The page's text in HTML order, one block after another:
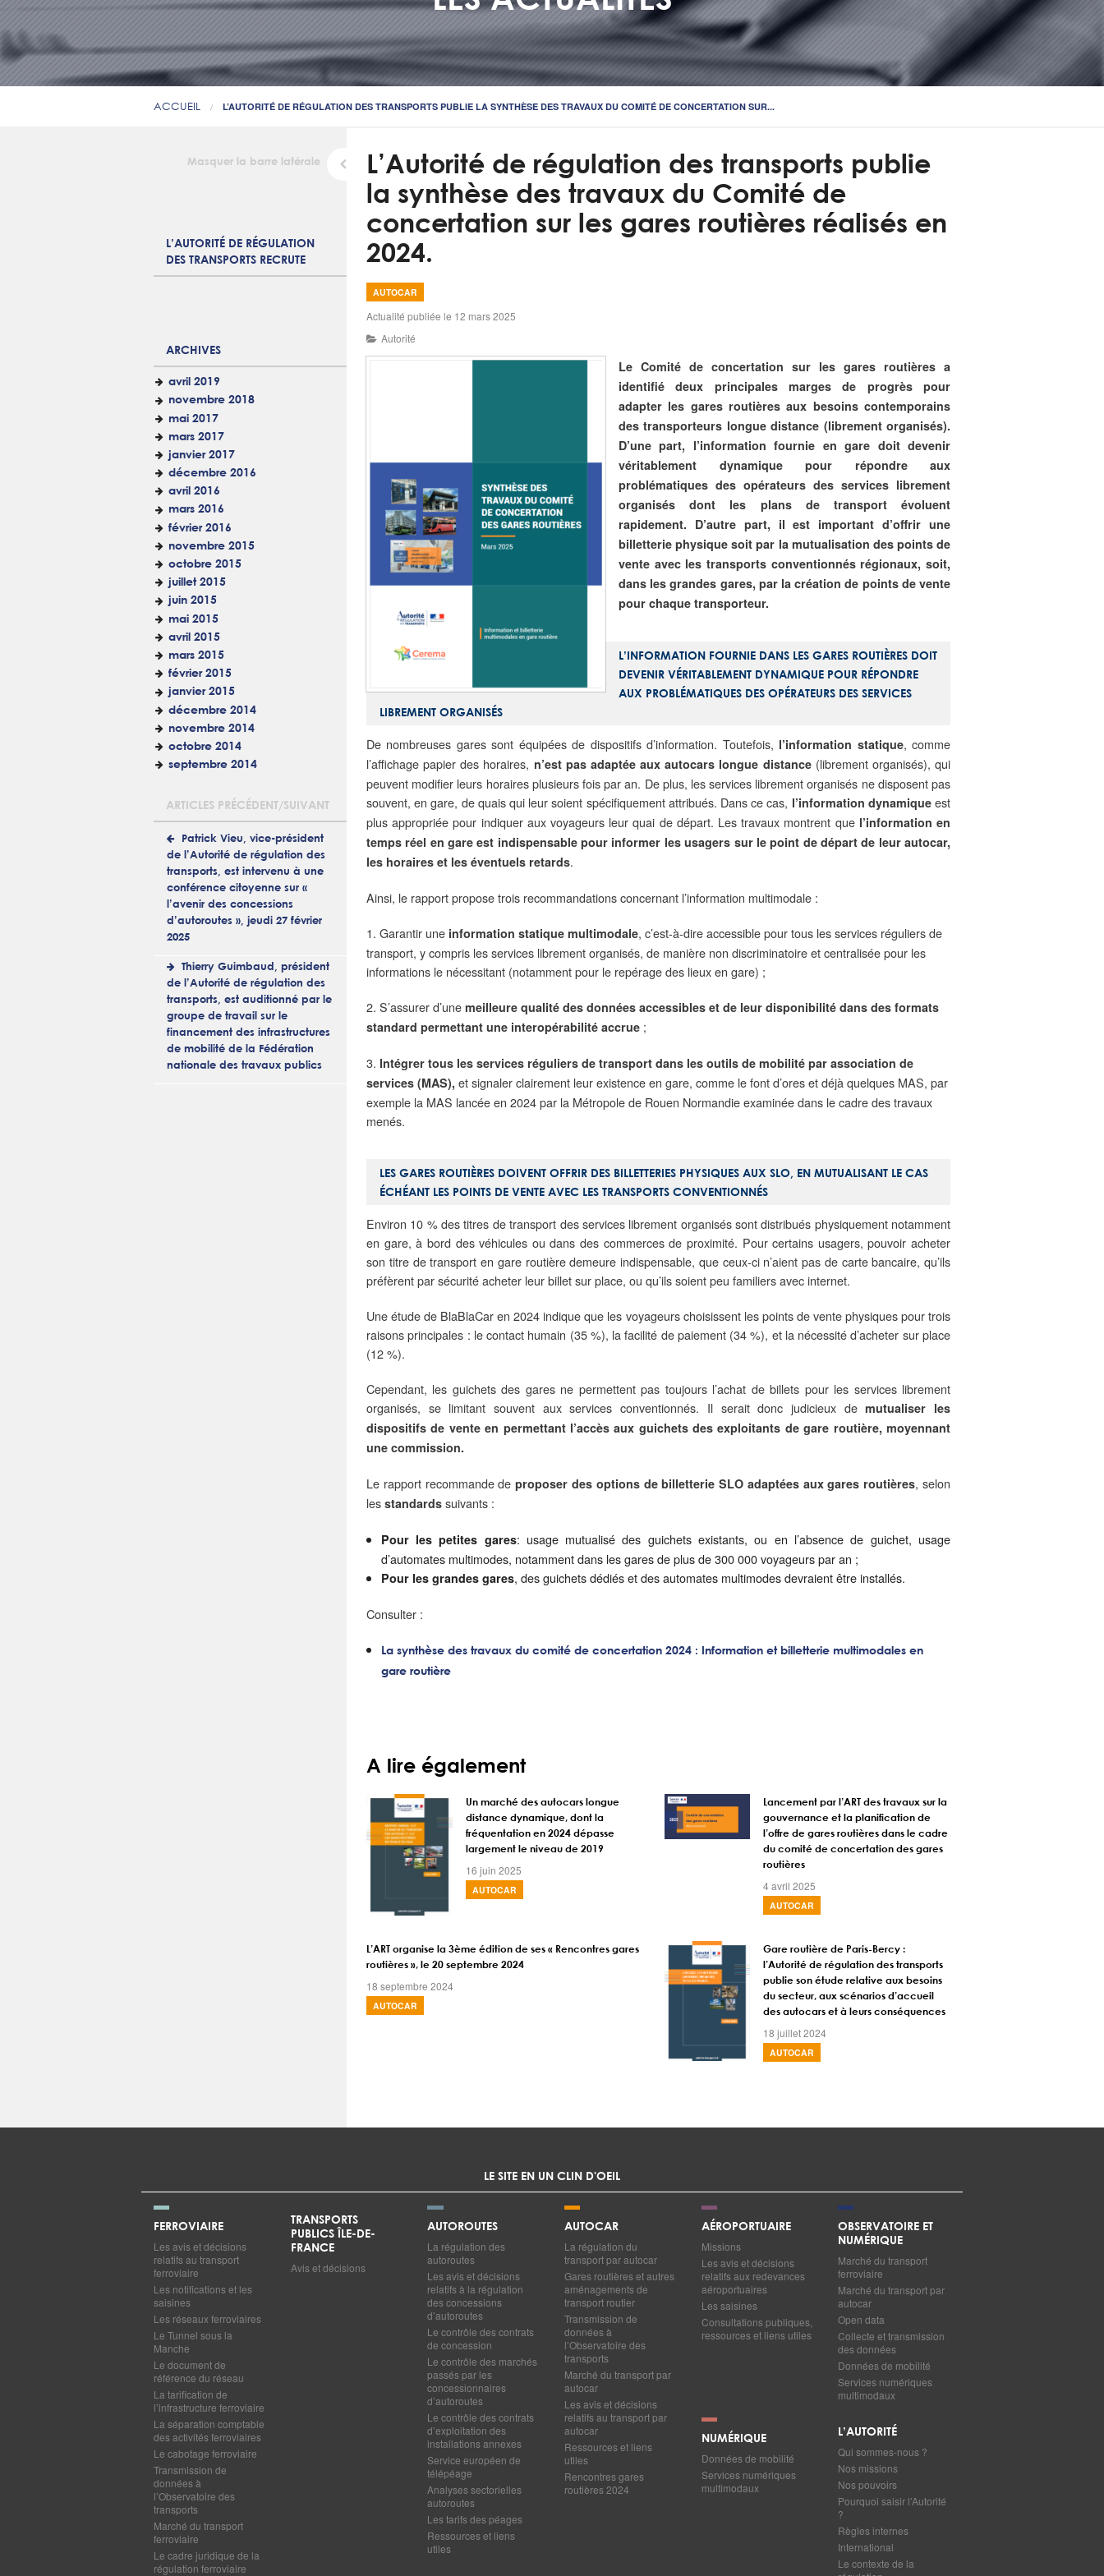
ACCUEIL L’AUTORITÉ DE RÉGULATION DES TRANSPORTS PUBLIE LA SYNTHÈSE DES TRAVAUX DU COMITÉ DE CONCERTATION SUR...
Masquer la barre latérale
L’AUTORITÉ DE RÉGULATION
DES TRANSPORTS RECRUTE
ARCHIVES
avril 2019
novembre 2018
mai 2017
mars 2017
janvier 2017
décembre 2016
avril 2016
mars 2016
février 2016
novembre 2015
octobre 2015
juillet 2015
juin 2015
mai 2015
avril 2015
mars 2015
février 2015
janvier 2015
décembre 2014
novembre 2014
octobre 2014
septembre 2014
ARTICLES PRÉCÉDENT/SUIVANT
Patrick Vieu, vice-président
de l’Autorité de régulation des
transports, est intervenu à une
conférence citoyenne sur «
l’avenir des concessions
d’autoroutes », jeudi 27 février
2025
Thierry Guimbaud, président
de l’Autorité de régulation des
transports, est auditionné par le
groupe de travail sur le
financement des infrastructures
de mobilité de la Fédération
nationale des travaux publics
L’Autorité de régulation des transports publie
la synthèse des travaux du Comité de
concertation sur les gares routières réalisés en
2024.
AUTOCAR
Actualité publiée le 12 mars 2025
Autorité
Le Comité de concertation sur les gares routières a
identifié deux principales marges de progrès pour
adapter les gares routières aux besoins contemporains
des transporteurs longue distance (librement organisés).
D’une part, l’information fournie en gare doit devenir
véritablement dynamique pour répondre aux
problématiques des opérateurs des services librement
organisés dont les plans de transport évoluent
rapidement. D’autre part, il est important d’offrir une
billetterie physique soit par la mutualisation des points de
vente avec les transports conventionnés régionaux, soit,
dans les grandes gares, par la création de points de vente
pour chaque transporteur.
L’INFORMATION FOURNIE DANS LES GARES ROUTIÈRES DOIT
DEVENIR VÉRITABLEMENT DYNAMIQUE POUR RÉPONDRE
AUX PROBLÉMATIQUES DES OPÉRATEURS DES SERVICES
LIBREMENT ORGANISÉS
De nombreuses gares sont équipées de dispositifs d’information. Toutefois, l’information statique, comme
l’affichage papier des horaires, n’est pas adaptée aux autocars longue distance(librement organisés), qui
peuvent modifier leurs horaires plusieurs fois par an. De plus, les services librement organisés ne disposent pas
souvent, en gare, de quais qui leur soient spécifiquement attribués. Dans ce cas, l’information dynamiqueest
plus appropriée pour indiquer aux voyageurs leur quai de départ. Les travaux montrent que l’information en
temps réel en gare est indispensable pour informer les usagers sur le point de départ de leur autocar,
les horaires et les éventuels retards.
Ainsi, le rapport propose trois recommandations concernant l’information multimodale :
1. Garantir une information statique multimodale, c’est-à-dire accessible pour tous les services réguliers de
transport, y compris les services librement organisés, de manière non discriminatoire et centralisée pour les
informations le nécessitant (notamment pour le repérage des lieux en gare) ;
2. S’assurer d’une meilleure qualité des données accessibles et de leur disponibilité dans des formats
standard permettant une interopérabilité accrue ;
3. Intégrer tous les services réguliers de transport dans les outils de mobilité par association de
services (MAS), et signaler clairement leur existence en gare, comme le font d’ores et déjà quelques MAS, par
exemple la MAS lancée en 2024 par la Métropole de Rouen Normandie examinée dans le cadre des travaux
menés.
LES GARES ROUTIÈRES DOIVENT OFFRIR DES BILLETTERIES PHYSIQUES AUX SLO, EN MUTUALISANT LE CAS
ÉCHÉANT LES POINTS DE VENTE AVEC LES TRANSPORTS CONVENTIONNÉS
Environ 10 % des titres de transport des services librement organisés sont distribués physiquement notamment
en gare, à bord des véhicules ou dans des commerces de proximité. Pour certains usagers, pouvoir acheter
son titre de transport en gare routière demeure indispensable, que ceux-ci n’aient pas de carte bancaire, qu’ils
préfèrent par sécurité acheter leur billet sur place, ou qu’ils soient peu familiers avec internet.
Une étude de BlaBlaCar en 2024 indique que les voyageurs choisissent les points de vente physiques pour trois
raisons principales : le contact humain (35 %), la facilité de paiement (34 %), et la nécessité d’acheter sur place
(12 %).
Cependant, les guichets des gares ne permettent pas toujours l’achat de billets pour les services librement
organisés, se limitant souvent aux services conventionnés. Il serait donc judicieux demutualiser les
dispositifs de vente en permettant l’accès aux guichets des exploitants de gare routière, moyennant
une commission.
Le rapport recommande deproposer des options de billetterie SLO adaptées aux gares routières, selon
les standards suivants :
Pour les petites gares: usage mutualisé des guichets existants, ou en l’absence de guichet, usage
d’automates multimodes, notamment dans les gares de plus de 300 000 voyageurs par an ;
Pour les grandes gares, des guichets dédiés et des automates multimodes devraient être installés.
Consulter :
La synthèse des travaux du comité de concertation 2024 : Information et billetterie multimodales en
gare routière
A lire également
Un marché des autocars longue
distance dynamique, dont la
fréquentation en 2024 dépasse
largement le niveau de 2019
16 juin 2025
AUTOCAR
Lancement par l’ART des travaux sur la
gouvernance et la planification de
l’offre de gares routières dans le cadre
du comité de concertation des gares
routières
4 avril 2025
AUTOCAR
L’ART organise la 3ème édition de ses « Rencontres gares
routières », le 20 septembre 2024
18 septembre 2024
AUTOCAR
Gare routière de Paris-Bercy :
l’Autorité de régulation des transports
publie son étude relative aux besoins
du secteur, aux scénarios d’accueil
des autocars et à leurs conséquences
18 juillet 2024
AUTOCAR
LE SITE EN UN CLIN D'OEIL
FERROVIAIRE
Les avis et décisions
relatifs au transport
ferroviaire
Les notifications et les
saisines
Les réseaux ferroviaires
Le Tunnel sous la
Manche
Le document de
référence du réseau
La tarification de
l’infrastructure ferroviaire
La séparation comptable
des activités ferroviaires
Le cabotage ferroviaire
Transmission de
données à
l’Observatoire des
transports
Marché du transport
ferroviaire
Le cadre juridique de la
régulation ferroviaire
TRANSPORTS
PUBLICS ÎLE-DE-
FRANCE
Avis et décisions
AUTOROUTES
La régulation des
autoroutes
Les avis et décisions
relatifs à la régulation
des concessions
d’autoroutes
Le contrôle des contrats
de concession
Le contrôle des marchés
passés par les
concessionnaires
d’autoroutes
Le contrôle des contrats
d’exploitation des
installations annexes
Service européen de
télépéage
Analyses sectorielles
autoroutes
Les tarifs des péages
Ressources et liens
utiles
AUTOCAR
La régulation du
transport par autocar
Gares routières et autres
aménagements de
transport routier
Transmission de
données à
l’Observatoire des
transports
Marché du transport par
autocar
Les avis et décisions
relatifs au transport par
autocar
Ressources et liens
utiles
Rencontres gares
routières 2024
AÉROPORTUAIRE
Missions
Les avis et décisions
relatifs aux redevances
aéroportuaires
Les saisines
Consultations publiques,
ressources et liens utiles
OBSERVATOIRE ET
NUMÉRIQUE
Marché du transport
ferroviaire
Marché du transport par
autocar
Open data
Collecte et transmission
des données
Données de mobilité
Services numériques
multimodaux
NUMÉRIQUE
Données de mobilité
Services numériques
multimodaux
L’AUTORITÉ
Qui sommes-nous ?
Nos missions
Nos pouvoirs
Pourquoi saisir l’Autorité
?
Règles internes
International
Le contexte de la